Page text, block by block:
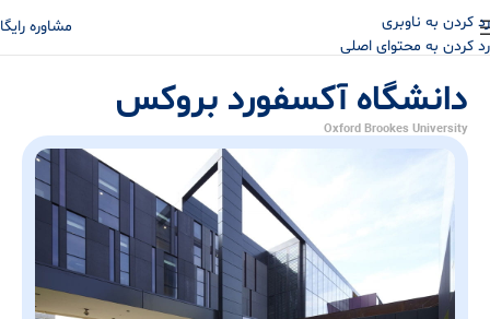
رد کردن به ناوبری
رد کردن به محتوای اصلی
مشاوره
دانشگاه آکسفورد بروکس
Oxford Brookes University